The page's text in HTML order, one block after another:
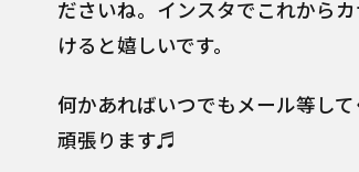
ださいね。インスタでこれから
けると嬉しいです。
何かあればいつでもメール等し
頑張ります♬